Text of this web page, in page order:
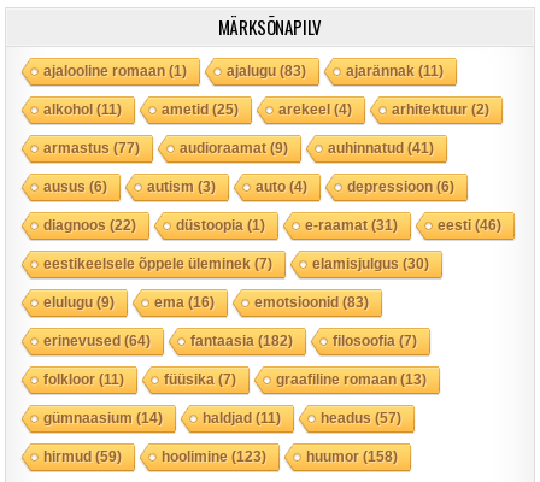
MÄRKSÕNAPILV
ajalooline romaan(1) ajalugu(83) ajarännak (11)
alkohol(11) ametid(25) arekeel(4) arhitektuur(2)
armastus (77) audioraamat(9) auhinnatud(41)
ausus (6) autism (3) auto(4) depressioon(6)
diagnoos (22) düstoopia (1) e-raamat(31) eesti(46)
eestikeelsele õppele üleminek (7) elamisjulgus (30)
elulugu(9) ema (16) emotsioonid(83)
erinevused(64) fantaasia (182) filosoofia (7)
folkloor(11) füüsika (7) graafiline romaan(13)
gümnaasium (14) haldjad(11) headus (57)
hirmud(59) hoolimine (123) huumor(158)